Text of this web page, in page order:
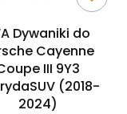
Dywaniki do
Cayenne
III 9Y3
(2018-
2024)